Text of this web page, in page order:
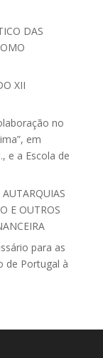
DAS
XII
no
em
e a Escola de
E OUTROS
para as
de Portugal à